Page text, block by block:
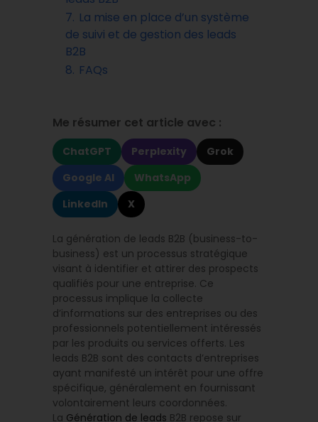
7. La mise en place d’un système
de suivi et de gestion des leads
B2B
8. FAQs
Me résumer cet article avec :
ChatGPT Perplexity
Grok
Google AI
WhatsApp
LinkedIn
X
La génération de leads B2B (business-to-
business) est un processus stratégique
visant à identifier et attirer des prospects
qualifiés pour une entreprise. Ce
processus implique la collecte
d’informations sur des entreprises ou des
professionnels potentiellement intéressés
par les produits ou services offerts. Les
leads B2B sont des contacts d’entreprises
ayant manifesté un intérêt pour une offre
spécifique, généralement en fournissant
volontairement leurs coordonnées.
La Génération de leads B2B repose sur